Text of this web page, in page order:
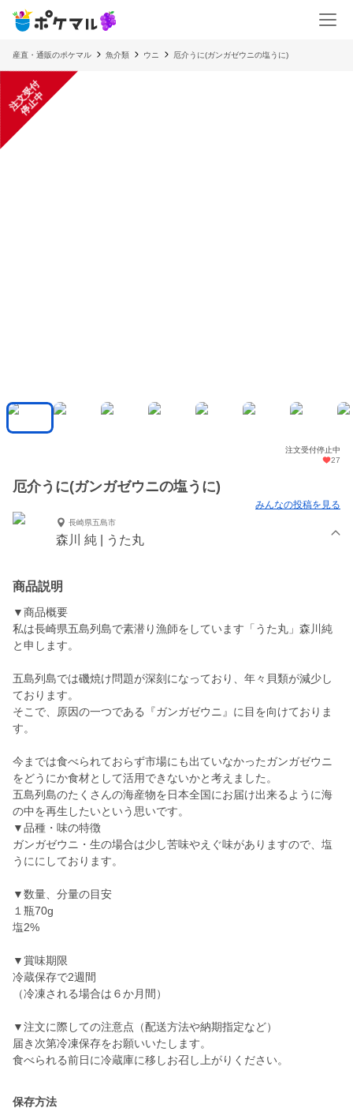
産直・通販のポケマル 魚介類 ウニ 厄介うに(ガンガゼウニの塩うに)
注
文
受
付
停
止
中
注文受付停止中
27
厄介うに(ガンガゼウニの塩うに)
みんなの投稿を見る
長崎県五島市
森川 純 | うた丸
商品説明
▼商品概要
私は長崎県五島列島で素潜り漁師をしています「うた丸」森川純
と申します。
五島列島では磯焼け問題が深刻になっており、年々貝類が減少し
ております。
そこで、原因の一つである『ガンガゼウニ』に目を向けておりま
す。
今までは食べられておらず市場にも出ていなかったガンガゼウニ
をどうにか食材として活用できないかと考えました。
五島列島のたくさんの海産物を日本全国にお届け出来るように海
の中を再生したいという思いです。
▼品種・味の特徴
ガンガゼウニ・生の場合は少し苦味やえぐ味がありますので、塩
うににしております。
▼数量、分量の目安
１瓶70g
塩2%
▼賞味期限
冷蔵保存で2週間
（冷凍される場合は６か月間）
▼注文に際しての注意点（配送方法や納期指定など）
届き次第冷凍保存をお願いいたします。
食べられる前日に冷蔵庫に移しお召し上がりください。
保存方法